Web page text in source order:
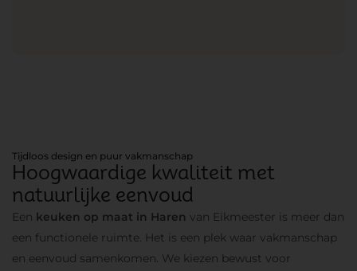
Tijdloos design en puur vakmanschap
Hoogwaardige kwaliteit met
natuurlijke eenvoud
Een keuken op maat in Haren van Eikmeester is meer dan
een functionele ruimte. Het is een plek waar vakmanschap
en eenvoud samenkomen. We kiezen bewust voor